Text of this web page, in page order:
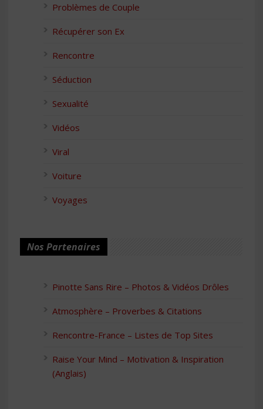
Problèmes de Couple
Récupérer son Ex
Rencontre
Séduction
Sexualité
Vidéos
Viral
Voiture
Voyages
Nos Partenaires
Pinotte Sans Rire – Photos & Vidéos Drôles
Atmosphère – Proverbes & Citations
Rencontre-France – Listes de Top Sites
Raise Your Mind – Motivation & Inspiration
(Anglais)